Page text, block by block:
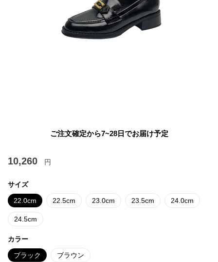
ご注文確定から7~28日でお届け予定
10,260 円
サイズ
22.0cm 22.5cm 23.0cm 23.5cm 24.0cm
24.5cm
カラー
ブラック ブラウン